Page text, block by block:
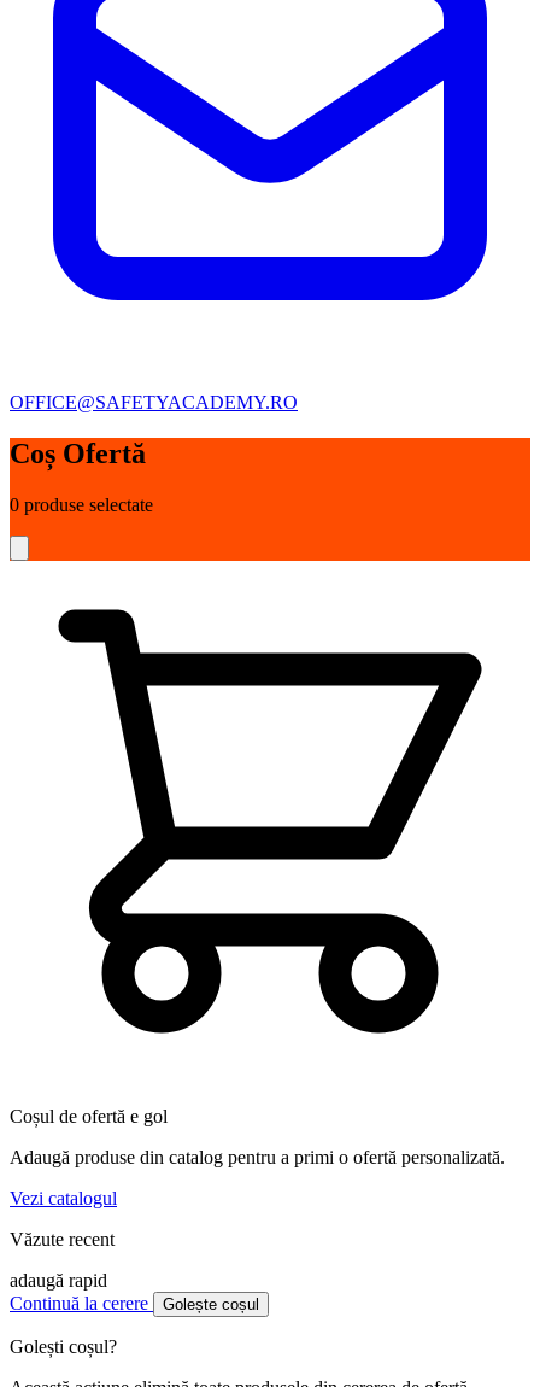
OFFICE@SAFETYACADEMY.RO
Coș Ofertă
0 produse selectate
Coșul de ofertă e gol
Adaugă produse din catalog pentru a primi o ofertă personalizată.
Vezi catalogul
Văzute recent
adaugă rapid
Continuă la cerere
Golește coșul
Golești coșul?